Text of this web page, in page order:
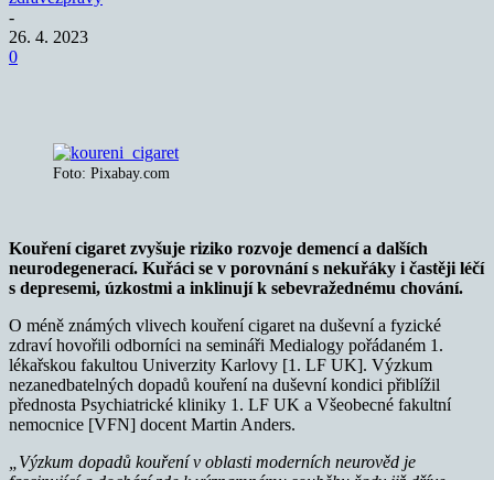
-
26. 4. 2023
0
Foto: Pixabay.com
Kouření cigaret zvyšuje riziko rozvoje demencí a dalších
neurodegenerací. Kuřáci se v porovnání s nekuřáky i častěji léčí
s depresemi, úzkostmi a inklinují k sebevražednému chování.
O méně známých vlivech kouření cigaret na duševní a fyzické
zdraví hovořili odborníci na semináři Medialogy pořádaném 1.
lékařskou fakultou Univerzity Karlovy [1. LF UK]. Výzkum
nezanedbatelných dopadů kouření na duševní kondici přiblížil
přednosta Psychiatrické kliniky 1. LF UK a Všeobecné fakultní
nemocnice [VFN] docent Martin Anders.
„Výzkum dopadů kouření v oblasti moderních neurověd je